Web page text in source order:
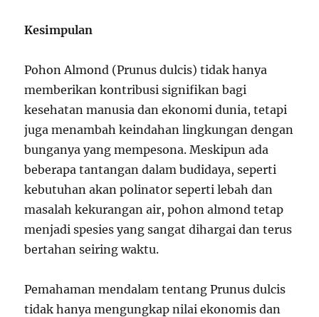
Kesimpulan
Pohon Almond (Prunus dulcis) tidak hanya
memberikan kontribusi signifikan bagi
kesehatan manusia dan ekonomi dunia, tetapi
juga menambah keindahan lingkungan dengan
bunganya yang mempesona. Meskipun ada
beberapa tantangan dalam budidaya, seperti
kebutuhan akan polinator seperti lebah dan
masalah kekurangan air, pohon almond tetap
menjadi spesies yang sangat dihargai dan terus
bertahan seiring waktu.
Pemahaman mendalam tentang Prunus dulcis
tidak hanya mengungkap nilai ekonomis dan